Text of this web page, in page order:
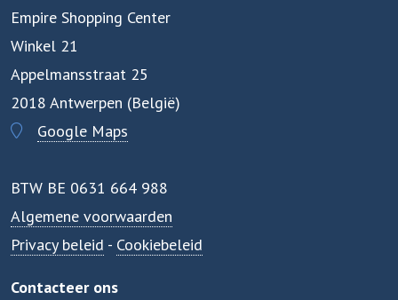
Empire Shopping Center
Winkel 21
Appelmansstraat 25
2018 Antwerpen (België)
Google Maps
BTW BE 0631 664 988
Algemene voorwaarden
Privacy beleid - Cookiebeleid
Contacteer ons